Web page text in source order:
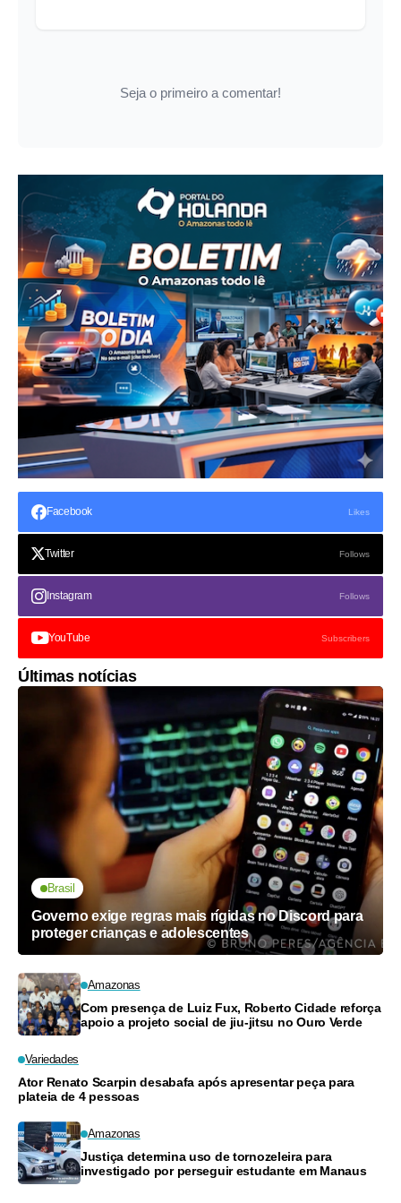
Seja o primeiro a comentar!
Facebook Likes
Twitter Follows
Instagram Follows
YouTube Subscribers
Últimas notícias
Brasil
Governo exige regras mais rígidas no Discord para
proteger crianças e adolescentes
Amazonas
Com presença de Luiz Fux, Roberto Cidade reforça
apoio a projeto social de jiu-jitsu no Ouro Verde
Variedades
Ator Renato Scarpin desabafa após apresentar peça para
plateia de 4 pessoas
Amazonas
Justiça determina uso de tornozeleira para
investigado por perseguir estudante em Manaus